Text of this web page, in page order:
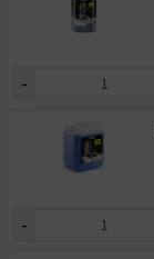
-
-